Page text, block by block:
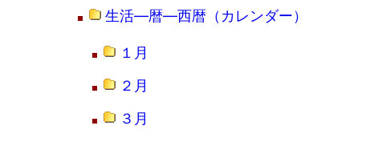
生活―暦―西暦（カレンダー）
１月
２月
３月